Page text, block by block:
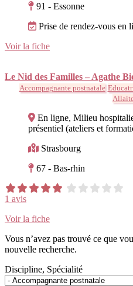
91 - Essonne
Prise de rendez-vous en
Voir la fiche
Le Nid des Familles – Agathe
Accompagnante postnatale
En ligne, Milieu
présentiel (ateliers et
Strasbourg
67 - Bas-rhin
1 avis
Voir la fiche
Vous n’avez pas trouvé ce que
nouvelle recherche.
Discipline, Spécialité